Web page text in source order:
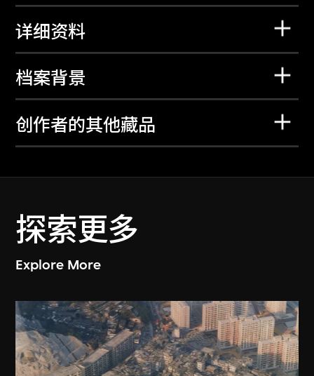
详细资料
档案背景
创作者的其他藏品
探索更多
Explore More